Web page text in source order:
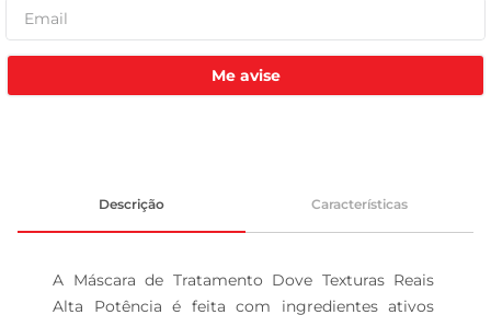
Me avise
Descrição Características
A Máscara de Tratamento Dove Texturas Reais
Alta Potência é feita com ingredientes ativos